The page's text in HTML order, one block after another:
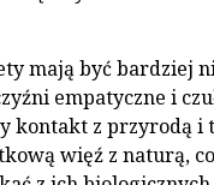
mają być bardziej
empatyczne i
kontakt z przyrodą i
więź z naturą,